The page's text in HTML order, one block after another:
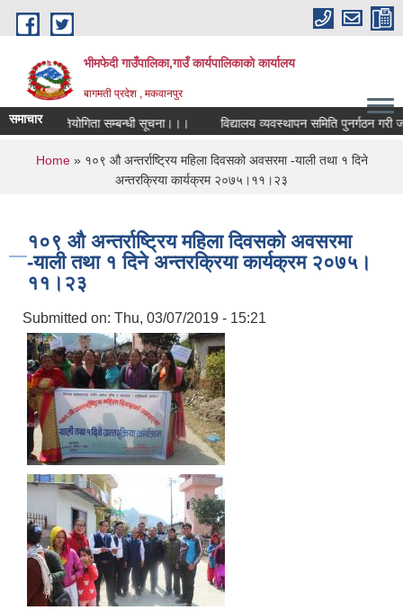
Skip to main content
भीमफेदी गाउँपालिका,गाउँ कार्यपालिकाकाे कार्यालय
बागमती प्रदेश , मकवानपुर
समाचारप्रतियोगिता सम्बन्धी सूचना।।। विद्यालय व्यवस्थापन समिति पुनर्गठन गरी
You are here
Home» १०९ औ अन्तर्राष्ट्रिय महिला दिवसको अवसरमा -याली तथा १ दिने
अन्तरक्रिया कार्यक्रम २०७५।११।२३
१०९ औ अन्तर्राष्ट्रिय महिला दिवसको अवसरमा
-याली तथा १ दिने अन्तरक्रिया कार्यक्रम २०७५।
११।२३
Submitted on: Thu, 03/07/2019 - 15:21